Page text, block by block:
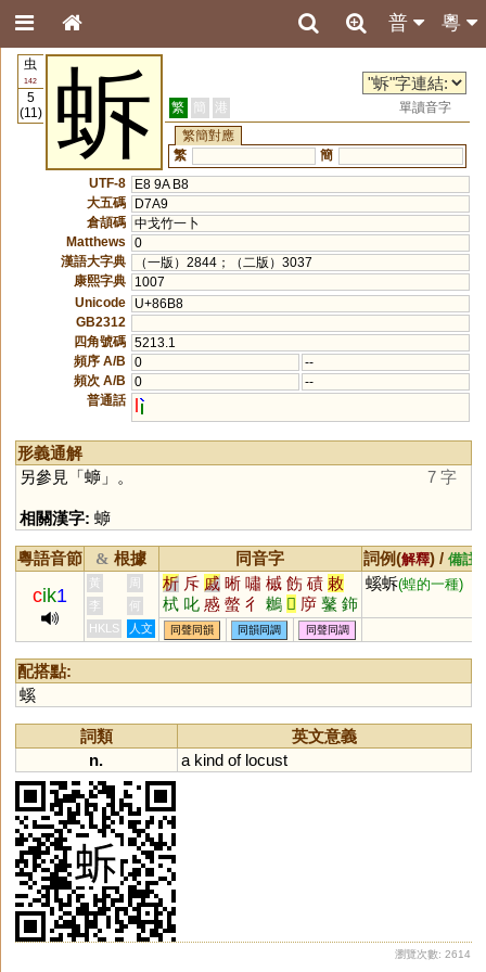
粵
普
虫
142
5
(11)
蚸 繁 簡 港
單讀音字
繁簡對應
繁
簡
UTF-8
E8 9A B8
大五碼
D7A9
倉頡碼 中戈竹一卜
Matthews
0
漢語大字典
（一版）2844；（二版）3037
康熙字典
1007
Unicode
U+86B8
GB2312
四角號碼 5213.1
頻序 A/B
0
--
頻次 A/B
0
--
普通話
l
形義通解
另參見「蝷」。 7 字
相關漢字: 蝷
粵語音節 & 根據 同音字 詞例(解釋) / 備註
cik1
黃 周 析 斥 戚 晰 嘯 槭 飭 磧 敕
栻 叱 慼 螫 彳 鶒 𢇛 㡿 鼜 鉓
遫 淔 皵 畟 磩 鷘 鏚 抶 摵
螇蚸(蝗的一種)
李
何
HKLS
人文 同聲同韻 同韻同調 同聲同調
配搭點:
螇
詞類
英文意義
n.
a kind of locust
瀏覽次數: 2614